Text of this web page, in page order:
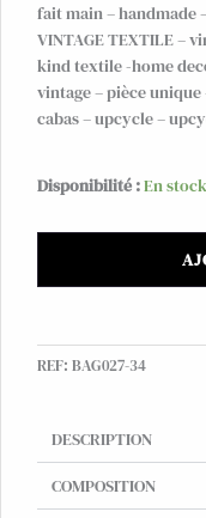
fait main – handmade
VINTAGE TEXTILE –
kind textile -home
vintage – pièce
cabas – upcycle –
Disponibilité :En stock
quantité
Grand
cabas
en
kantha
blockprint
REF: BAG027-34
DESCRIPTION
COMPOSITION